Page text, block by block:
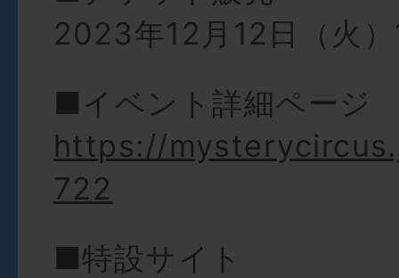
2023年12月12日（火
■イベント詳細ページ
https://
722
■特設サイト